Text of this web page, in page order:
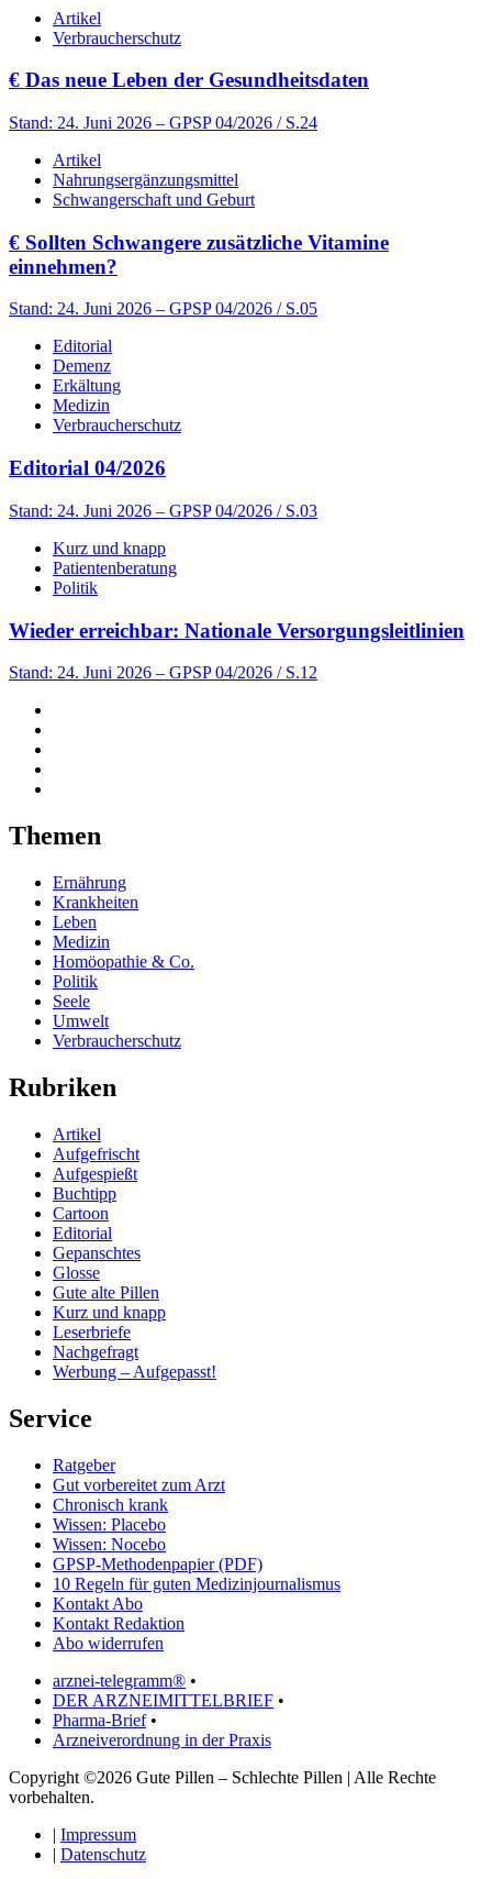
Artikel
Verbraucherschutz
€ Das neue Leben der Gesundheitsdaten
Stand: 24. Juni 2026 – GPSP 04/2026 / S.24
Artikel
Nahrungsergänzungsmittel
Schwangerschaft und Geburt
€ Sollten Schwangere zusätzliche Vitamine
einnehmen?
Stand: 24. Juni 2026 – GPSP 04/2026 / S.05
Editorial
Demenz
Erkältung
Medizin
Verbraucherschutz
Editorial 04/2026
Stand: 24. Juni 2026 – GPSP 04/2026 / S.03
Kurz und knapp
Patientenberatung
Politik
Wieder erreichbar: Nationale Versorgungsleitlinien
Stand: 24. Juni 2026 – GPSP 04/2026 / S.12
Themen
Ernährung
Krankheiten
Leben
Medizin
Homöopathie & Co.
Politik
Seele
Umwelt
Verbraucherschutz
Rubriken
Artikel
Aufgefrischt
Aufgespießt
Buchtipp
Cartoon
Editorial
Gepanschtes
Glosse
Gute alte Pillen
Kurz und knapp
Leserbriefe
Nachgefragt
Werbung – Aufgepasst!
Service
Ratgeber
Gut vorbereitet zum Arzt
Chronisch krank
Wissen: Placebo
Wissen: Nocebo
GPSP-Methodenpapier (PDF)
10 Regeln für guten Medizinjournalismus
Kontakt Abo
Kontakt Redaktion
Abo widerrufen
arznei-telegramm® •
DER ARZNEIMITTELBRIEF •
Pharma-Brief•
Arzneiverordnung in der Praxis
Copyright ©2026 Gute Pillen – Schlechte Pillen | Alle Rechte
vorbehalten.
| Impressum
| Datenschutz